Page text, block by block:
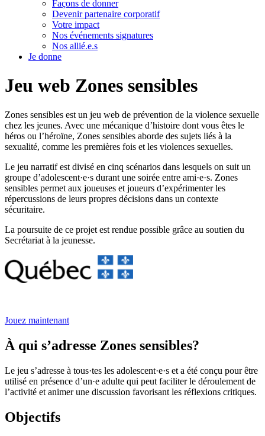
Façons de donner
Devenir partenaire corporatif
Votre impact
Nos événements signatures
Nos allié.e.s
Je donne
Jeu web Zones sensibles
Zones sensibles est un jeu web de prévention de la violence sexuelle
chez les jeunes. Avec une mécanique d’histoire dont vous êtes le
héros ou l’héroïne, Zones sensibles aborde des sujets liés à la
sexualité, comme les premières fois et les violences sexuelles.
Le jeu narratif est divisé en cinq scénarios dans lesquels on suit un
groupe d’adolescent·e·s durant une soirée entre ami·e·s. Zones
sensibles permet aux joueuses et joueurs d’expérimenter les
répercussions de leurs propres décisions dans un contexte
sécuritaire.
La poursuite de ce projet est rendue possible grâce au soutien du
Secrétariat à la jeunesse.
Jouez maintenant
À qui s’adresse Zones sensibles?
Le jeu s’adresse à tous·tes les adolescent·e·s et a été conçu pour être
utilisé en présence d’un·e adulte qui peut faciliter le déroulement de
l’activité et animer une discussion favorisant les réflexions critiques.
Objectifs